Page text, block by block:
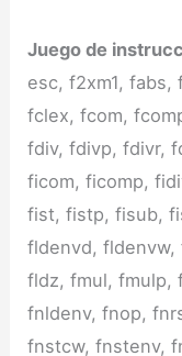
Juego de
esc, f2xm1,
fclex, fcom,
fdiv, fdivp, fdivr,
ficom, ficomp,
fist, fistp, fisub,
fldenvd,
fldz, fmul, fmulp,
fnldenv, fnop,
fnstcw, fnstenv,